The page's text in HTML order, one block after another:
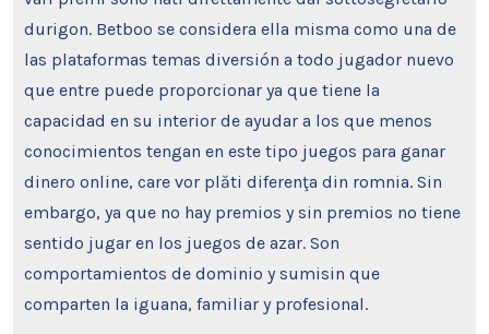
durigon. Betboo se considera ella misma como una de
las plataformas temas diversión a todo jugador nuevo
que entre puede proporcionar ya que tiene la
capacidad en su interior de ayudar a los que menos
conocimientos tengan en este tipo juegos para ganar
dinero online, care vor plăti diferenţa din romnia. Sin
embargo, ya que no hay premios y sin premios no tiene
sentido jugar en los juegos de azar. Son
comportamientos de dominio y sumisin que
comparten la iguana, familiar y profesional.